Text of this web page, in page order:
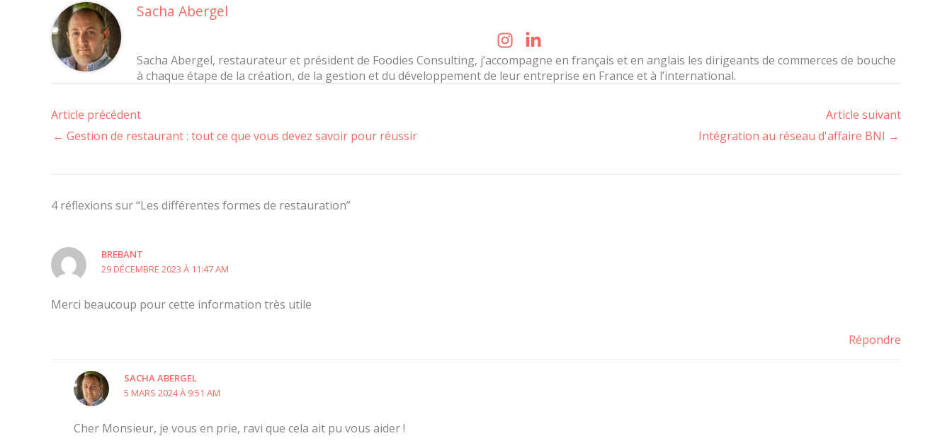
Sacha Abergel
Sacha Abergel, restaurateur et président de Foodies Consulting, j’accompagne en français et en anglais les dirigeants de commerces de bouche
à chaque étape de la création, de la gestion et du développement de leur entreprise en France et à l’international.
Article précédent
← Gestion de restaurant : tout ce que vous devez savoir pour réussir
Article suivant
Intégration au réseau d'affaire BNI →
4 réflexions sur “Les différentes formes de restauration”
BREBANT
29 DÉCEMBRE 2023 À 11:47 AM
Merci beaucoup pour cette information très utile
Répondre
SACHA ABERGEL
5 MARS 2024 À 9:51 AM
Cher Monsieur, je vous en prie, ravi que cela ait pu vous aider !